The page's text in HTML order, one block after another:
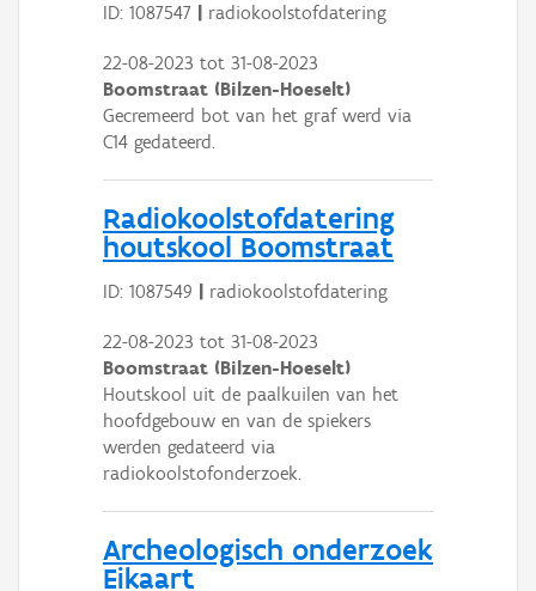
ID: 1087547 radiokoolstofdatering
22-08-2023 tot 31-08-2023
Boomstraat (Bilzen-Hoeselt)
Gecremeerd bot van het graf werd via
C14 gedateerd.
Radiokoolstofdatering
houtskool Boomstraat
ID: 1087549 | radiokoolstofdatering
22-08-2023 tot 31-08-2023
Boomstraat (Bilzen-Hoeselt)
Houtskool uit de paalkuilen van het
hoofdgebouw en van de spiekers
werden gedateerd via
radiokoolstofonderzoek.
Archeologisch onderzoek
Eikaart